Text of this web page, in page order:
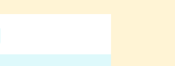
Prima Lajk